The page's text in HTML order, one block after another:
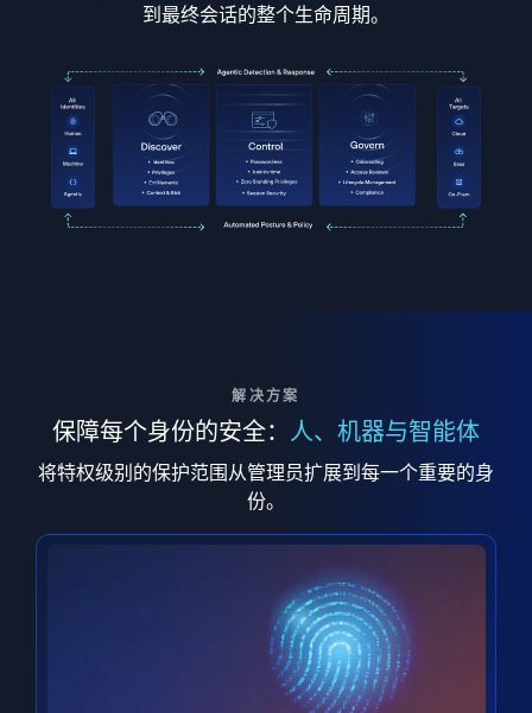
到最终会话的整个生命周期。
解决方案
保障每个身份的安全： 人、机器与智能体
将特权级别的保护范围从管理员扩展到每一个重要的身
份。